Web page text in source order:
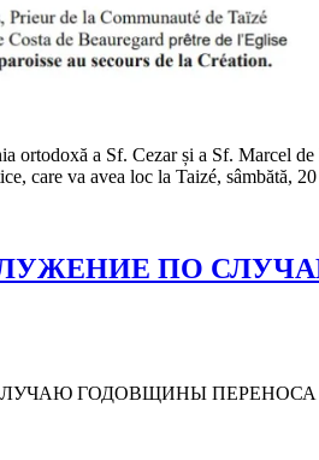
ortodoxă a Sf. Cezar și a Sf. Marcel
care va avea loc la Taizé, sâmbătă,
ПО
ГОДОВЩИНЫ ПЕРЕНОСА